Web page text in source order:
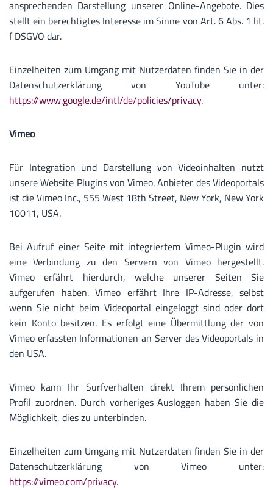
ansprechenden Darstellung unserer Online-Angebote. Dies
stellt ein berechtigtes Interesse im Sinne von Art. 6 Abs. 1 lit.
f DSGVO dar.
Einzelheiten zum Umgang mit Nutzerdaten finden Sie in der
Datenschutzerklärung von YouTube unter:
https://www.google.de/intl/de/policies/privacy.
Vimeo
Für Integration und Darstellung von Videoinhalten nutzt
unsere Website Plugins von Vimeo. Anbieter des Videoportals
ist die Vimeo Inc., 555 West 18th Street, New York, New York
10011, USA.
Bei Aufruf einer Seite mit integriertem Vimeo-Plugin wird
eine Verbindung zu den Servern von Vimeo hergestellt.
Vimeo erfährt hierdurch, welche unserer Seiten Sie
aufgerufen haben. Vimeo erfährt Ihre IP-Adresse, selbst
wenn Sie nicht beim Videoportal eingeloggt sind oder dort
kein Konto besitzen. Es erfolgt eine Übermittlung der von
Vimeo erfassten Informationen an Server des Videoportals in
den USA.
Vimeo kann Ihr Surfverhalten direkt Ihrem persönlichen
Profil zuordnen. Durch vorheriges Ausloggen haben Sie die
Möglichkeit, dies zu unterbinden.
Einzelheiten zum Umgang mit Nutzerdaten finden Sie in der
Datenschutzerklärung von Vimeo unter:
https://vimeo.com/privacy.